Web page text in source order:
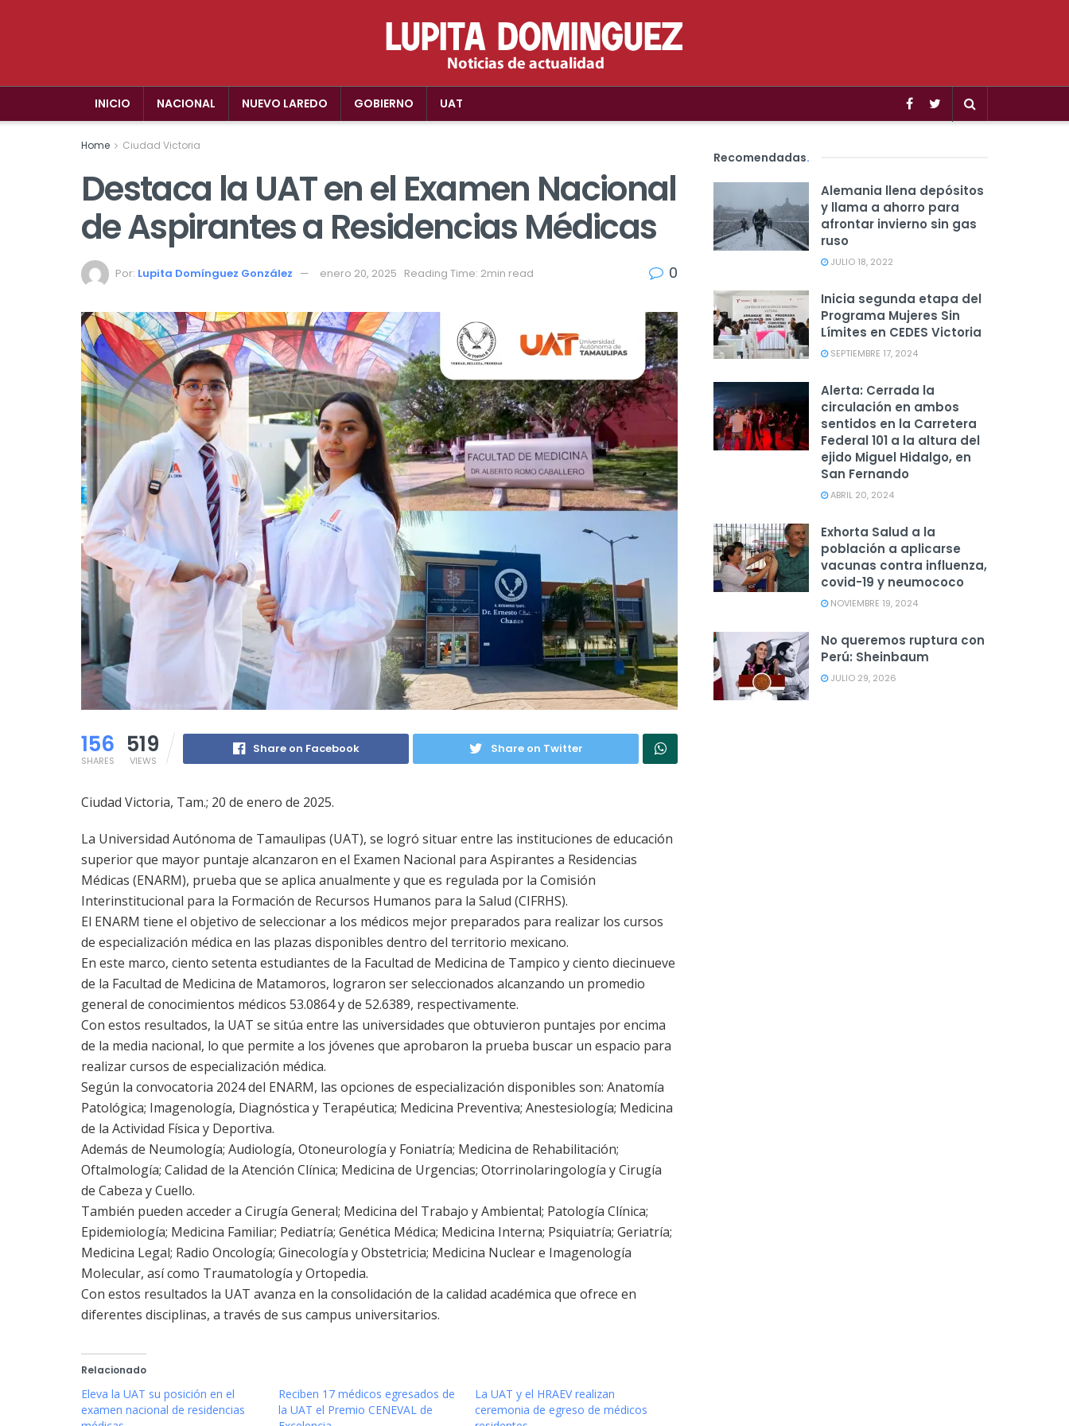
INICIO NACIONAL NUEVO LAREDO GOBIERNO UAT
Home Ciudad Victoria
Destaca la UAT en el Examen Nacional
de Aspirantes a Residencias Médicas
Por: Lupita Domínguez González enero 20, 2025 Reading Time: 2min read 0
156
SHARES
519
VIEWS
Share on Facebook Share on Twitter
Ciudad Victoria, Tam.; 20 de enero de 2025.
La Universidad Autónoma de Tamaulipas (UAT), se logró situar entre las instituciones de educación
superior que mayor puntaje alcanzaron en el Examen Nacional para Aspirantes a Residencias
Médicas (ENARM), prueba que se aplica anualmente y que es regulada por la Comisión
Interinstitucional para la Formación de Recursos Humanos para la Salud (CIFRHS).
El ENARM tiene el objetivo de seleccionar a los médicos mejor preparados para realizar los cursos
de especialización médica en las plazas disponibles dentro del territorio mexicano.
En este marco, ciento setenta estudiantes de la Facultad de Medicina de Tampico y ciento diecinueve
de la Facultad de Medicina de Matamoros, lograron ser seleccionados alcanzando un promedio
general de conocimientos médicos 53.0864 y de 52.6389, respectivamente.
Con estos resultados, la UAT se sitúa entre las universidades que obtuvieron puntajes por encima
de la media nacional, lo que permite a los jóvenes que aprobaron la prueba buscar un espacio para
realizar cursos de especialización médica.
Según la convocatoria 2024 del ENARM, las opciones de especialización disponibles son: Anatomía
Patológica; Imagenología, Diagnóstica y Terapéutica; Medicina Preventiva; Anestesiología; Medicina
de la Actividad Física y Deportiva.
Además de Neumología; Audiología, Otoneurología y Foniatría; Medicina de Rehabilitación;
Oftalmología; Calidad de la Atención Clínica; Medicina de Urgencias; Otorrinolaringología y Cirugía
de Cabeza y Cuello.
También pueden acceder a Cirugía General; Medicina del Trabajo y Ambiental; Patología Clínica;
Epidemiología; Medicina Familiar; Pediatría; Genética Médica; Medicina Interna; Psiquiatría; Geriatría;
Medicina Legal; Radio Oncología; Ginecología y Obstetricia; Medicina Nuclear e Imagenología
Molecular, así como Traumatología y Ortopedia.
Con estos resultados la UAT avanza en la consolidación de la calidad académica que ofrece en
diferentes disciplinas, a través de sus campus universitarios.
Relacionado
Eleva la UAT su posición en el
examen nacional de residencias
Reciben 17 médicos egresados de
la UAT el Premio CENEVAL de
La UAT y el HRAEV realizan
ceremonia de egreso de médicos
Recomendadas.
Alemania llena depósitos
y llama a ahorro para
afrontar invierno sin gas
ruso
JULIO 18, 2022
Inicia segunda etapa del
Programa Mujeres Sin
Límites en CEDES Victoria
SEPTIEMBRE 17, 2024
Alerta: Cerrada la
circulación en ambos
sentidos en la Carretera
Federal 101 a la altura del
ejido Miguel Hidalgo, en
San Fernando
ABRIL 20, 2024
Exhorta Salud a la
población a aplicarse
vacunas contra influenza,
covid-19 y neumococo
NOVIEMBRE 19, 2024
No queremos ruptura con
Perú: Sheinbaum
JULIO 29, 2026